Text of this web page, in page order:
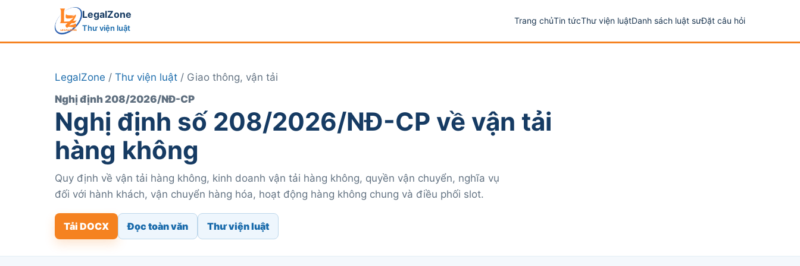
LegalZone
Thư viện luật
Trang chủTin tứcThư viện luậtDanh sách luật sưĐặt câu hỏi
LegalZone / Thư viện luật / Giao thông, vận tải
Nghị định 208/2026/NĐ-CP
Nghị định số 208/2026/NĐ-CP về vận tải
hàng không
Quy định về vận tải hàng không, kinh doanh vận tải hàng không, quyền vận chuyển, nghĩa vụ
đối với hành khách, vận chuyển hàng hóa, hoạt động hàng không chung và điều phối slot.
Tải DOCX Đọc toàn văn Thư viện luật